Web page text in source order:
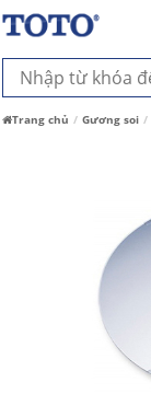
Trang chủ Gương soi